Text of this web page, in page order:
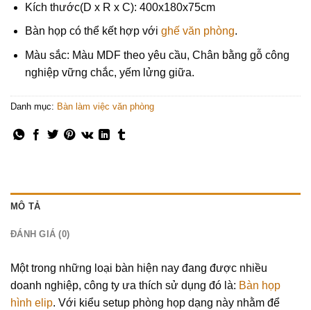
Kích thước(D x R x C): 400x180x75cm
Bàn họp có thể kết hợp với ghế văn phòng.
Màu sắc: Màu MDF theo yêu cầu, Chân bằng gỗ công
nghiệp vững chắc, yếm lửng giữa.
Danh mục: Bàn làm việc văn phòng
MÔ TẢ
ĐÁNH GIÁ (0)
Một trong những loại bàn hiện nay đang được nhiều
doanh nghiệp, công ty ưa thích sử dụng đó là: Bàn họp
hình elip. Với kiểu setup phòng họp dạng này nhằm để